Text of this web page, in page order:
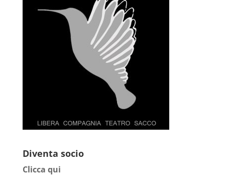
Diventa socio
Clicca qui